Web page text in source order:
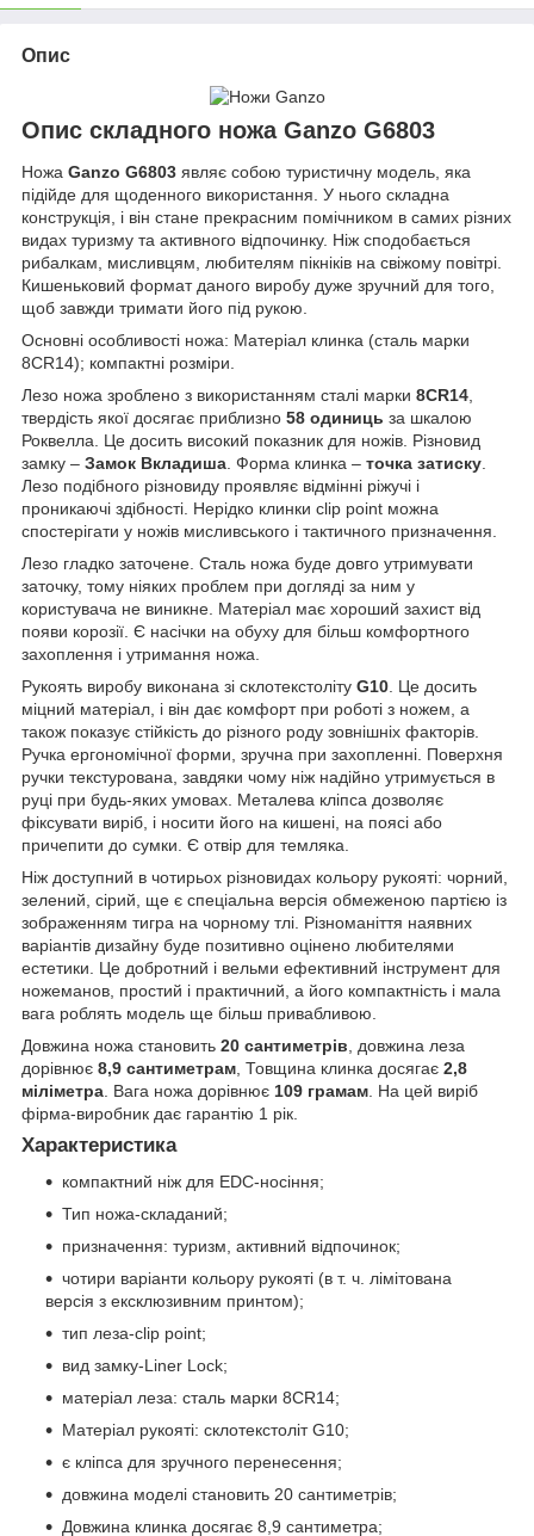
Опис
Опис складного ножа Ganzo G6803
Ножа Ganzo G6803 являє собою туристичну модель, яка
підійде для щоденного використання. У нього складна
конструкція, і він стане прекрасним помічником в самих різних
видах туризму та активного відпочинку. Ніж сподобається
рибалкам, мисливцям, любителям пікніків на свіжому повітрі.
Кишеньковий формат даного виробу дуже зручний для того,
щоб завжди тримати його під рукою.
Основні особливості ножа: Матеріал клинка (сталь марки
8CR14); компактні розміри.
Лезо ножа зроблено з використанням сталі марки 8CR14,
твердість якої досягає приблизно 58 одиниць за шкалою
Роквелла. Це досить високий показник для ножів. Різновид
замку – Замок Вкладиша. Форма клинка – точка затиску.
Лезо подібного різновиду проявляє відмінні ріжучі і
проникаючі здібності. Нерідко клинки clip point можна
спостерігати у ножів мисливського і тактичного призначення.
Лезо гладко заточене. Сталь ножа буде довго утримувати
заточку, тому ніяких проблем при догляді за ним у
користувача не виникне. Матеріал має хороший захист від
появи корозії. Є насічки на обуху для більш комфортного
захоплення і утримання ножа.
Рукоять виробу виконана зі склотекстоліту G10. Це досить
міцний матеріал, і він дає комфорт при роботі з ножем, а
також показує стійкість до різного роду зовнішніх факторів.
Ручка ергономічної форми, зручна при захопленні. Поверхня
ручки текстурована, завдяки чому ніж надійно утримується в
руці при будь-яких умовах. Металева кліпса дозволяє
фіксувати виріб, і носити його на кишені, на поясі або
причепити до сумки. Є отвір для темляка.
Ніж доступний в чотирьох різновидах кольору рукояті: чорний,
зелений, сірий, ще є спеціальна версія обмеженою партією із
зображенням тигра на чорному тлі. Різноманіття наявних
варіантів дизайну буде позитивно оцінено любителями
естетики. Це добротний і вельми ефективний інструмент для
ножеманов, простий і практичний, а його компактність і мала
вага роблять модель ще більш привабливою.
Довжина ножа становить 20 сантиметрів, довжина леза
дорівнює 8,9 сантиметрам, Товщина клинка досягає 2,8
міліметра. Вага ножа дорівнює 109 грамам. На цей виріб
фірма-виробник дає гарантію 1 рік.
Характеристика
компактний ніж для EDC-носіння;
Тип ножа-складаний;
призначення: туризм, активний відпочинок;
чотири варіанти кольору рукояті (в т. ч. лімітована
версія з ексклюзивним принтом);
тип леза-clip point;
вид замку-Liner Lock;
матеріал леза: сталь марки 8CR14;
Матеріал рукояті: склотекстоліт G10;
є кліпса для зручного перенесення;
довжина моделі становить 20 сантиметрів;
Довжина клинка досягає 8,9 сантиметра;